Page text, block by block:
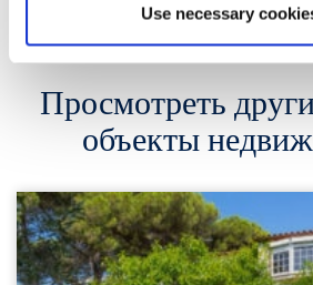
Use necessary
Просмотреть
объекты